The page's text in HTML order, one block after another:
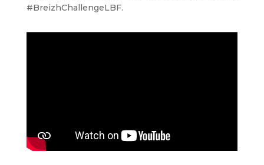
#BreizhChallengeLBF.